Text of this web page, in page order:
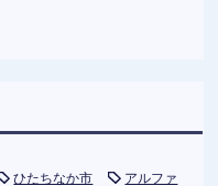
ひたちなか市
アルファ